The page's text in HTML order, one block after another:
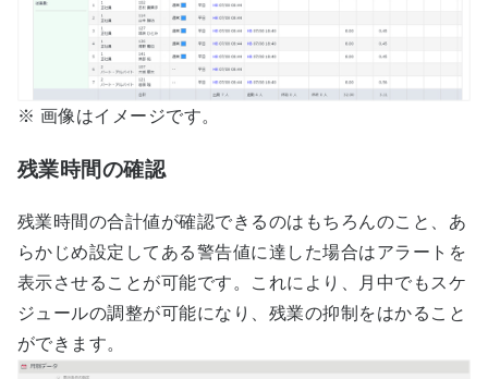
※ 画像はイメージです。
残業時間の確認
残業時間の合計値が確認できるのはもちろんのこと、あ
らかじめ設定してある警告値に達した場合はアラートを
表示させることが可能です。これにより、月中でもスケ
ジュールの調整が可能になり、残業の抑制をはかること
ができます。